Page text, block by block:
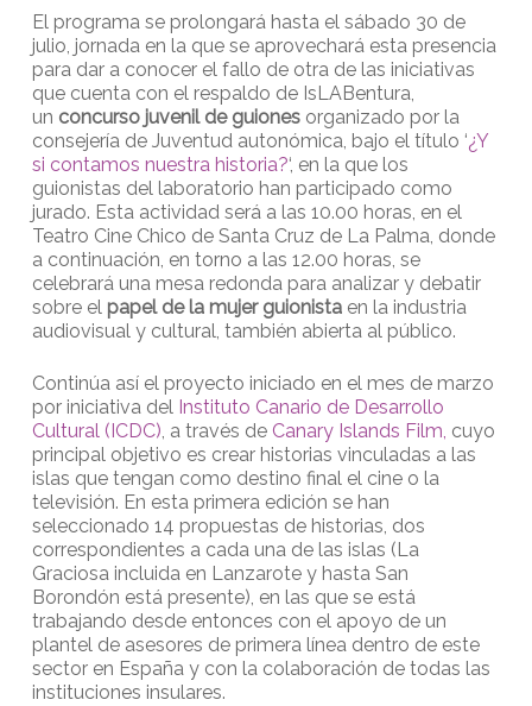
El programa se prolongará hasta el sábado 30 de
julio, jornada en la que se aprovechará esta presencia
para dar a conocer el fallo de otra de las iniciativas
que cuenta con el respaldo de IsLABentura,
un concurso juvenil de guionesorganizado por la
consejería de Juventud autonómica, bajo el título ‘¿Y
si contamos nuestra historia?‘, en la que los
guionistas del laboratorio han participado como
jurado. Esta actividad será a las 10.00 horas, en el
Teatro Cine Chico de Santa Cruz de La Palma, donde
a continuación, en torno a las 12.00 horas, se
celebrará una mesa redonda para analizar y debatir
sobre el papel de la mujer guionistaen la industria
audiovisual y cultural, también abierta al público.
Continúa así el proyecto iniciado en el mes de marzo
por iniciativa del Instituto Canario de Desarrollo
Cultural (ICDC), a través de Canary Islands Film, cuyo
principal objetivo es crear historias vinculadas a las
islas que tengan como destino final el cine o la
televisión. En esta primera edición se han
seleccionado 14 propuestas de historias, dos
correspondientes a cada una de las islas (La
Graciosa incluida en Lanzarote y hasta San
Borondón está presente), en las que se está
trabajando desde entonces con el apoyo de un
plantel de asesores de primera línea dentro de este
sector en España y con la colaboración de todas las
instituciones insulares.